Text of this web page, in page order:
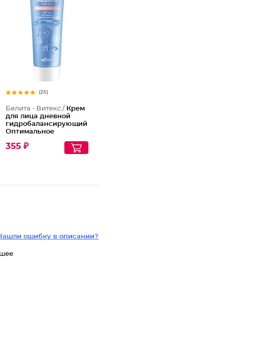
(25)
Белита - Витекс / Крем
для лица дневной
гидробалансирующий
Оптимальное
жирной и
комбинированной
355 ₽
ошибку в описании?